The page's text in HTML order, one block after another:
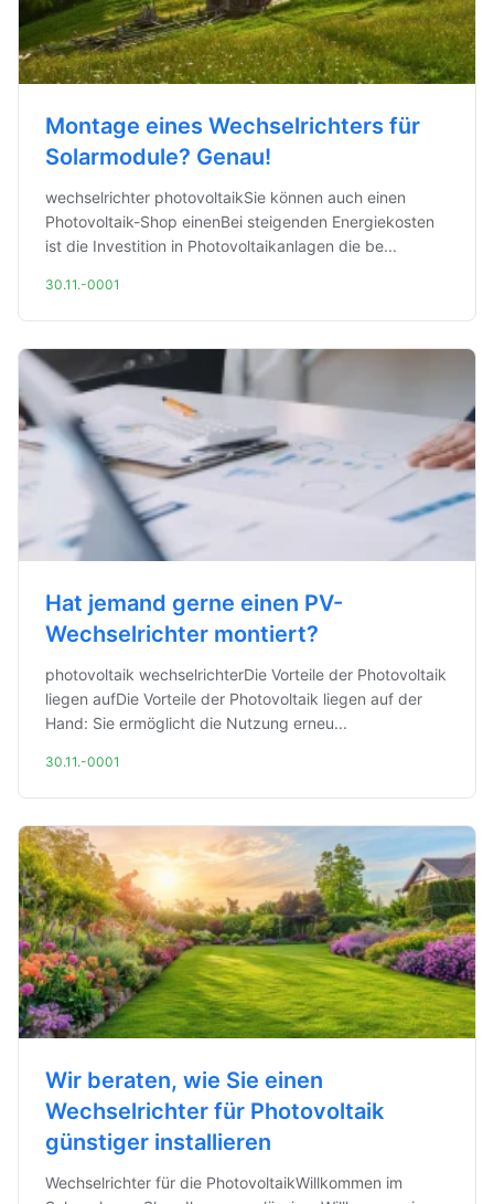
Montage eines Wechselrichters für
Solarmodule? Genau!
wechselrichter photovoltaikSie können auch einen
Photovoltaik-Shop einenBei steigenden Energiekosten
ist die Investition in Photovoltaikanlagen die be...
30.11.-0001
Hat jemand gerne einen PV-
Wechselrichter montiert?
photovoltaik wechselrichterDie Vorteile der Photovoltaik
liegen aufDie Vorteile der Photovoltaik liegen auf der
Hand: Sie ermöglicht die Nutzung erneu...
30.11.-0001
Wir beraten, wie Sie einen
Wechselrichter für Photovoltaik
günstiger installieren
Wechselrichter für die PhotovoltaikWillkommen im